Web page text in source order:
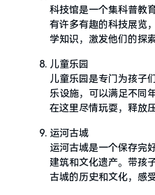
科技馆是一个集科普教
有许多有趣的科技展览
学知识，激发他们的探
儿童乐园
儿童乐园是专门为孩子
乐设施，可以满足不同
在这里尽情玩耍，释放压
运河古城
运河古城是一个保存完
建筑和文化遗产。带孩
古城的历史和文化，感